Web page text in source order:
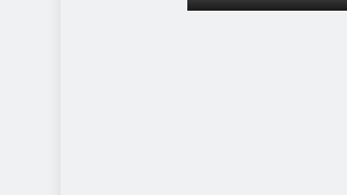
Bupati dan Wali Kota